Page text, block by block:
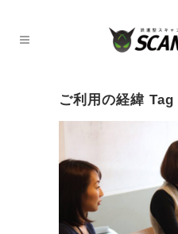
ご利用の経緯 Tag